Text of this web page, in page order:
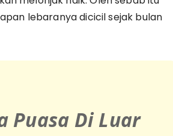
lebaranya dicicil sejak bulan
Puasa Di Luar